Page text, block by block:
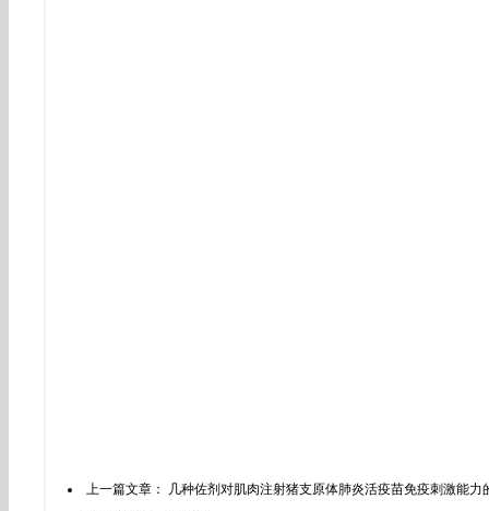
上一篇文章：
几种佐剂对肌肉注射猪支原体肺炎活疫苗免疫刺激能力